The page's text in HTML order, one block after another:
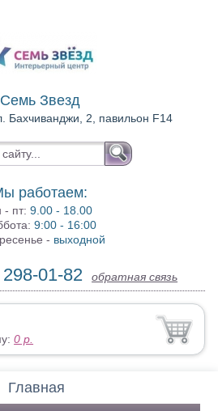
Семь Звезд
Бахчиванджи, 2, павильон F14
работаем:
- пт:9.00 - 18.00
9:00 - 16:00
- выходной
01-82 обратная связь
0 р.
Главная